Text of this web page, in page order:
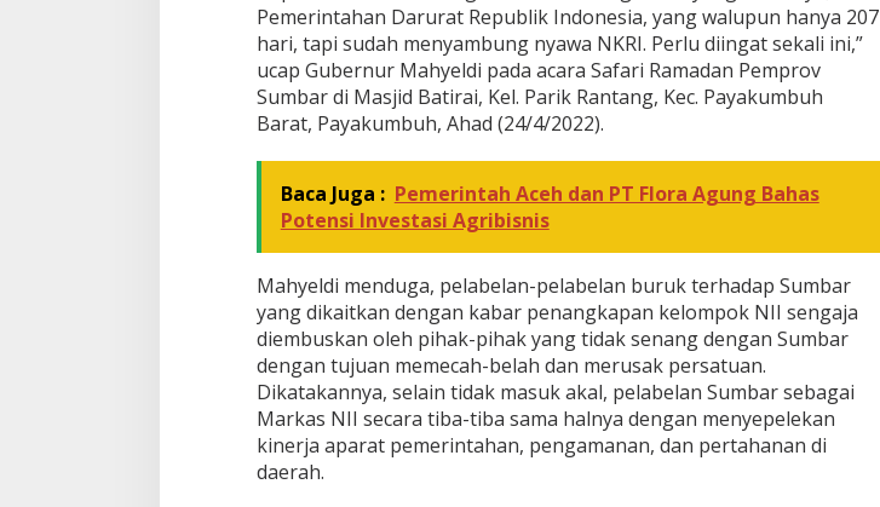
N
y
a
w
a
N
R
Pemerintahan Darurat Republik Indonesia, yang walupun hanya 207
hari, tapi sudah menyambung nyawa NKRI. Perlu diingat sekali ini,”
ucap Gubernur Mahyeldi pada acara Safari Ramadan Pemprov
Sumbar di Masjid Batirai, Kel. Parik Rantang, Kec. Payakumbuh
Barat, Payakumbuh, Ahad (24/4/2022).
Baca Juga : Pemerintah Aceh dan PT Flora Agung Bahas
Potensi Investasi Agribisnis
Mahyeldi menduga, pelabelan-pelabelan buruk terhadap Sumbar
yang dikaitkan dengan kabar penangkapan kelompok NII sengaja
diembuskan oleh pihak-pihak yang tidak senang dengan Sumbar
dengan tujuan memecah-belah dan merusak persatuan.
Dikatakannya, selain tidak masuk akal, pelabelan Sumbar sebagai
Markas NII secara tiba-tiba sama halnya dengan menyepelekan
kinerja aparat pemerintahan, pengamanan, dan pertahanan di
daerah.